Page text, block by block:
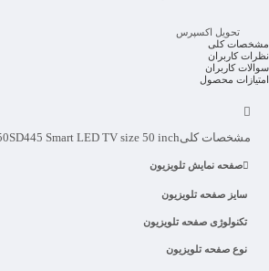
تحویل اکسپرس
مشخصات کلی
نظرات کاربران
سوالات کاربران
امتیازات محصول
مشخصات کلیSmart LED TV size 50 inch
صفحه نمایش تلویزیون
سایز صفحه تلویزیون
تکنولوژی صفحه تلویزیون
نوع صفحه تلویزیون